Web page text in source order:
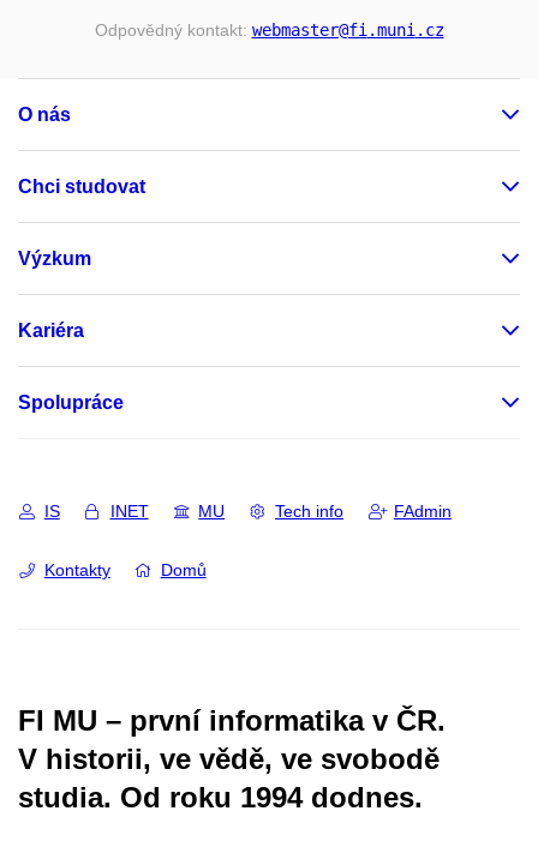
Odpovědný kontakt: webmaster@fi.muni.cz
O nás
Chci studovat
Výzkum
Kariéra
Spolupráce
IS INET MU Tech info FAdmin
Kontakty Domů
FI MU – první informatika v ČR.
V historii, ve vědě, ve svobodě
studia. Od roku 1994 dodnes.